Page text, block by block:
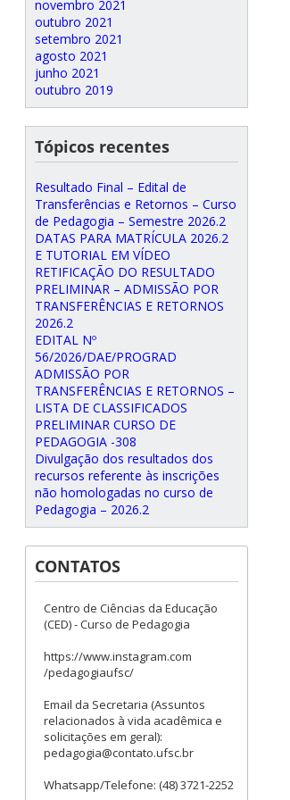
novembro 2021
outubro 2021
setembro 2021
agosto 2021
junho 2021
outubro 2019
Tópicos recentes
Resultado Final – Edital de
Transferências e Retornos – Curso
de Pedagogia – Semestre 2026.2
DATAS PARA MATRÍCULA 2026.2
E TUTORIAL EM VÍDEO
RETIFICAÇÃO DO RESULTADO
PRELIMINAR – ADMISSÃO POR
TRANSFERÊNCIAS E RETORNOS
2026.2
EDITAL Nº
56/2026/DAE/PROGRAD
ADMISSÃO POR
TRANSFERÊNCIAS E RETORNOS –
LISTA DE CLASSIFICADOS
PRELIMINAR CURSO DE
PEDAGOGIA -308
Divulgação dos resultados dos
recursos referente às inscrições
não homologadas no curso de
Pedagogia – 2026.2
CONTATOS
Centro de Ciências da Educação
(CED) - Curso de Pedagogia
https://www.instagram.com
/pedagogiaufsc/
Email da Secretaria (Assuntos
relacionados à vida acadêmica e
solicitações em geral):
pedagogia@contato.ufsc.br
Whatsapp/Telefone: (48) 3721-2252